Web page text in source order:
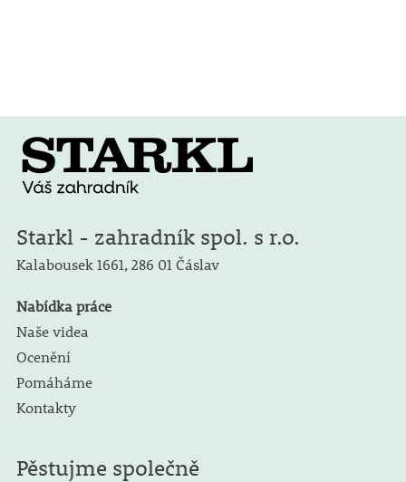
Starkl - zahradník spol. s r.o.
Kalabousek 1661, 286 01 Čáslav
Nabídka práce
Naše videa
Ocenění
Pomáháme
Kontakty
Pěstujme společně